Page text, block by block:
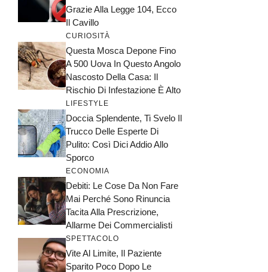
Grazie Alla Legge 104, Ecco
Il Cavillo
CURIOSITÀ
Questa Mosca Depone Fino
A 500 Uova In Questo Angolo
Nascosto Della Casa: Il
Rischio Di Infestazione È Alto
LIFESTYLE
Doccia Splendente, Ti Svelo Il
Trucco Delle Esperte Di
Pulito: Così Dici Addio Allo
Sporco
ECONOMIA
Debiti: Le Cose Da Non Fare
Mai Perché Sono Rinuncia
Tacita Alla Prescrizione,
Allarme Dei Commercialisti
SPETTACOLO
Vite Al Limite, Il Paziente
Sparito Poco Dopo Le